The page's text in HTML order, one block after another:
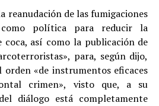
reanudación de las fumigaciones
política para reducir la
coca, así como la publicación de
para, según dijo,
orden «de instrumentos eficaces
crimen», visto que, a su
diálogo está completamente